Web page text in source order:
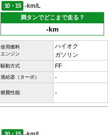
10・15
-km/L
満タンでどこまで走る？
-km
使用燃料
エンジン
ハイオク
ガソリン
駆動方式 FF
過給器（ターボ） -
燃費性能 -